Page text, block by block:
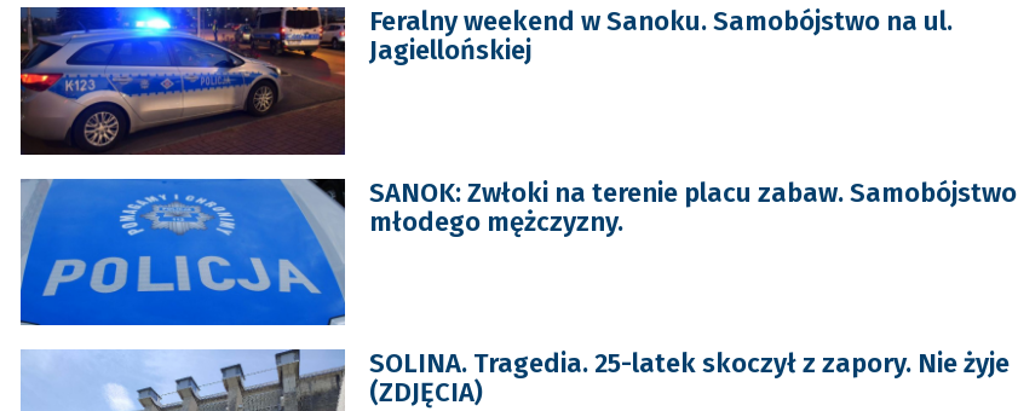
Feralny weekend w Sanoku. Samobójstwo na ul.
Jagiellońskiej
SANOK: Zwłoki na terenie placu zabaw. Samobójstwo
młodego mężczyzny.
SOLINA. Tragedia. 25-latek skoczył z zapory. Nie żyje
(ZDJĘCIA)